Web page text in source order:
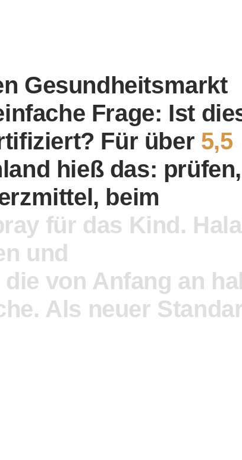
Gesundheitsmarkt
Frage: Ist
Für über 5,5
hieß das: prüfen,
beim
für das Kind.
und
die von Anfang an
Als neuer